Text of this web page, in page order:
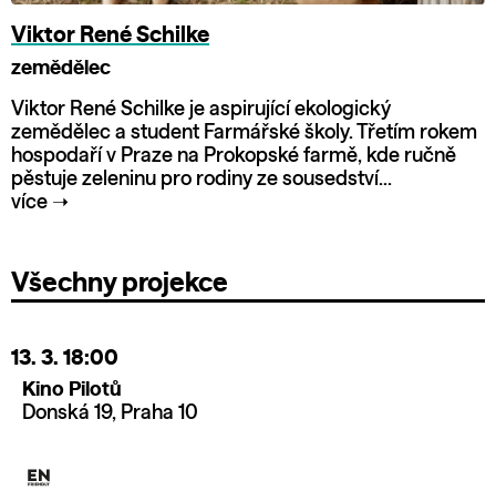
Viktor René Schilke
zemědělec
Viktor René Schilke je aspirující ekologický
zemědělec a student Farmářské školy. Třetím rokem
hospodaří v Praze na Prokopské farmě, kde ručně
pěstuje zeleninu pro rodiny ze sousedství...
více ➝
Všechny projekce
13. 3. 18:00
Kino Pilotů
Donská 19, Praha 10